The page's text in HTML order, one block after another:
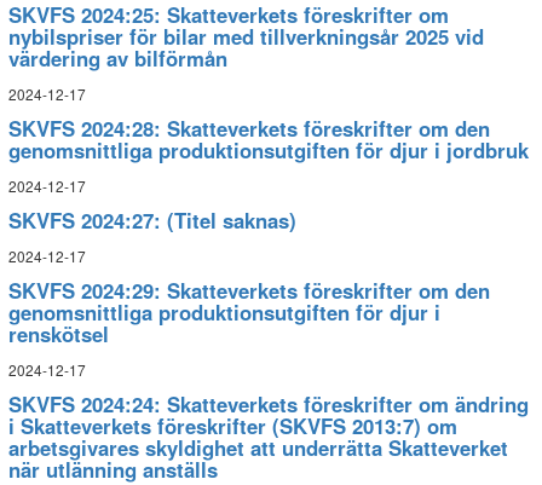
SKVFS 2024:25: Skatteverkets föreskrifter om
nybilspriser för bilar med tillverkningsår 2025 vid
värdering av bilförmån
2024-12-17
SKVFS 2024:28: Skatteverkets föreskrifter om den
genomsnittliga produktionsutgiften för djur i jordbruk
2024-12-17
SKVFS 2024:27: (Titel saknas)
2024-12-17
SKVFS 2024:29: Skatteverkets föreskrifter om den
genomsnittliga produktionsutgiften för djur i
renskötsel
2024-12-17
SKVFS 2024:24: Skatteverkets föreskrifter om ändring
i Skatteverkets föreskrifter (SKVFS 2013:7) om
arbetsgivares skyldighet att underrätta Skatteverket
när utlänning anställs